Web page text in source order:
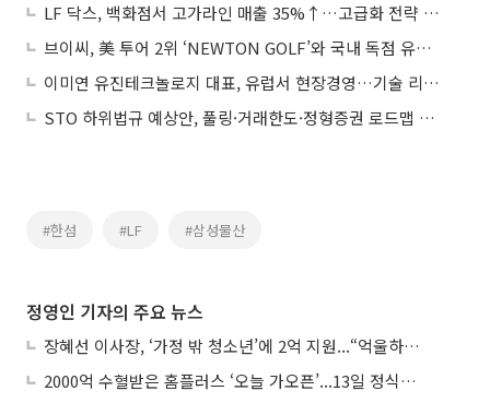
LF 닥스, 백화점서 고가라인 매출 35%↑…고급화 전략 통했다
브이씨, 美 투어 2위 ‘NEWTON GOLF’와 국내 독점 유통 계약…고성능 샤프트 시장 공략 본격화
이미연 유진테크놀로지 대표, 유럽서 현장경영…기술 리더십 입증
STO 하위법규 예상안, 풀링·거래한도·정형증권 로드맵 제시
#한섬 #LF #삼성물산
정영인 기자의 주요 뉴스
장혜선 이사장, ‘가정 밖 청소년’에 2억 지원...“억울하고 아파도 단단해지길”
2000억 수혈받은 홈플러스 ‘오늘 가오픈’...13일 정식 개장 시험대